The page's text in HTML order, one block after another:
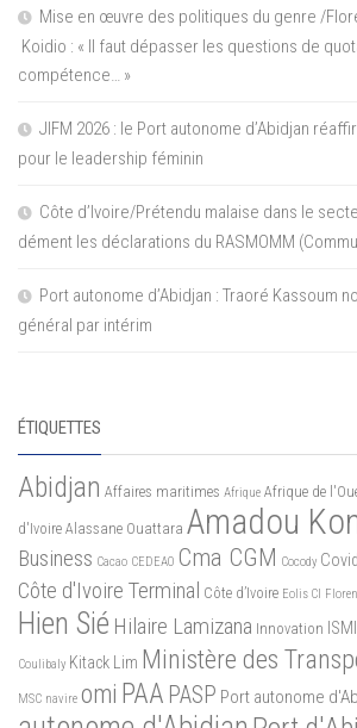
Mise en œuvre des politiques du genre /
Koidio : « Il faut dépasser les questions de
compétence… »
JIFM 2026 : le Port autonome d’Abidjan
pour le leadership féminin
Côte d’Ivoire/Prétendu malaise dans le
dément les déclarations du RASMOMM
Port autonome d’Abidjan : Traoré Kassoum
général par intérim
ÉTIQUETTES
Abidjan Affaires maritimes Afrique Afrique de
d'Ivoire Alassane Ouattara Amadou
Business Cacao CEDEAO Cma CGM Cocody
Côte d'Ivoire Terminal Côte d’Ivoire Eolis CI
Hien Sié Hilaire Lamizana Innovation ISMI
Coulibaly Kitack Lim Ministère des
MSC navire omi PAA PASP Port autonome